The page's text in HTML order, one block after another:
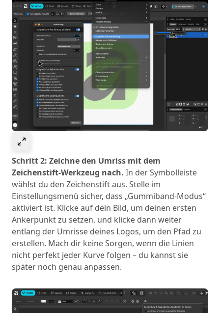
Schritt 2: Zeichne den Umriss mit dem
Zeichenstift-Werkzeug nach. In der Symbolleiste
wählst du den Zeichenstift aus. Stelle im
Einstellungsmenü sicher, dass „Gummiband-Modus“
aktiviert ist. Klicke auf dein Bild, um deinen ersten
Ankerpunkt zu setzen, und klicke dann weiter
entlang der Umrisse deines Logos, um den Pfad zu
erstellen. Mach dir keine Sorgen, wenn die Linien
nicht perfekt jeder Kurve folgen – du kannst sie
später noch genau anpassen.